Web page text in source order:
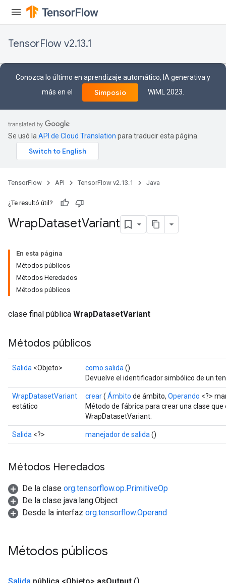
TensorFlow v2.13.1
Conozca lo último en aprendizaje automático, IA generativa y
más en el
Simposio WiML 2023.
Se usó la API de Cloud Translation para traducir esta página.
TensorFlow API TensorFlow v2.13.1 Java
¿Te resultó útil?
WrapDatasetVariant
En esta página
Métodos públicos
Métodos Heredados
Métodos públicos
clase final pública WrapDatasetVariant
Métodos públicos
Salida <Objeto> como salida ()
Devuelve el identificador simbólico de un
WrapDatasetVariant
estático
crear( Ámbito de ámbito, Operando <?>
Método de fábrica para crear una clase
WrapDatasetVariant.
Salida <?> manejador de salida ()
Métodos Heredados
De la clase org.tensorflow.op.PrimitiveOp
De la clase java.lang.Object
Desde la interfaz org.tensorflow.Operand
Métodos públicos